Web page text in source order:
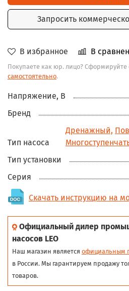
В избранное В
Покупаете как юр. лицо? Сформируйте
самостоятельно.
Запросить
Напряжение, В
Бренд
Тип насоса
Дренажный,
Тип установки
Серия
Скачать инструкцию на
Официальный дилер
насосов LEO
Наш магазин является официальным
в России. Мы гарантируем продажу
товаров.